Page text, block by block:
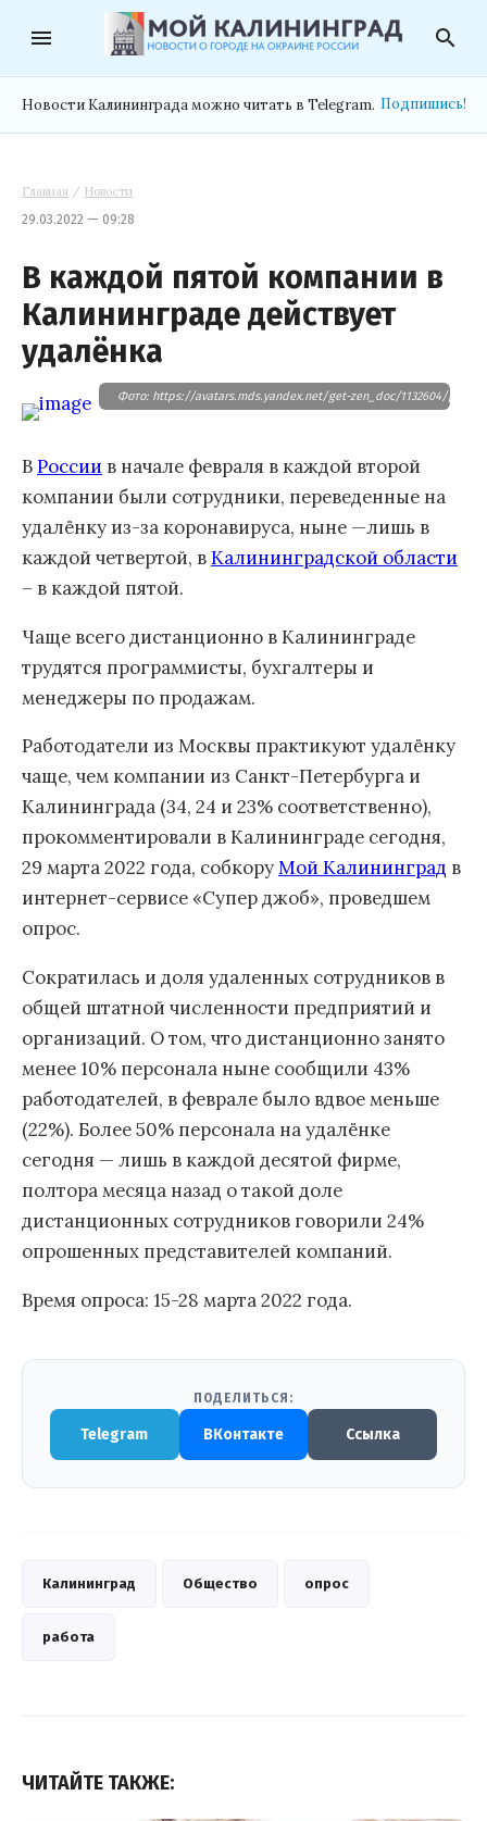
menu search
Новости Калининграда можно читать в Telegram. Подпишись!
Главная / Новости
29.03.2022 — 09:28
В каждой пятой компании в
Калининграде действует
удалёнка
Фото: https://avatars.mds.yandex.net/get-zen_doc/1132604/
ВРоссии в начале февраля в каждой второй
компании были сотрудники, переведенные на
удалёнку из-за коронавируса, ныне —лишь в
каждой четвертой, вКалининградской области
– в каждой пятой.
Чаще всего дистанционно в Калининграде
трудятся программисты, бухгалтеры и
менеджеры по продажам.
Работодатели из Москвы практикуют удалёнку
чаще, чем компании из Санкт-Петербурга и
Калининграда (34, 24 и 23% соответственно),
прокомментировали в Калининграде сегодня,
29 марта 2022 года, собкоруМой Калининград в
интернет-сервисе «Супер джоб», проведшем
опрос.
Сократилась и доля удаленных сотрудников в
общей штатной численности предприятий и
организаций. О том, что дистанционно занято
менее 10% персонала ныне сообщили 43%
работодателей, в феврале было вдвое меньше
(22%). Более 50% персонала на удалёнке
сегодня — лишь в каждой десятой фирме,
полтора месяца назад о такой доле
дистанционных сотрудников говорили 24%
опрошенных представителей компаний.
Время опроса: 15-28 марта 2022 года.
ПОДЕЛИТЬСЯ:
Telegram ВКонтакте Ссылка
Калининград Общество опрос
работа
ЧИТАЙТЕ ТАКЖЕ: